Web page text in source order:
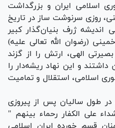
اسلامی ایران و بزرگداشت
روزی سرنوشت ساز در تاریخ
اندیشه ژرف‌ بنیان‌گذار کبیر
(رضوان الله تعالی علیه)
الهی، ارتش را از گزند
و این نهاد ریشه‌دار را
اسلامی، استقلال و تمامیت
در طول سالیان پس از پیروزی
علی الکفار رحماء بینهم "